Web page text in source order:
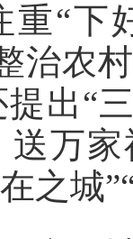
下好
治农
出“
送万
之城